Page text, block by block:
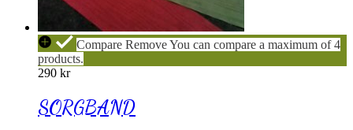
SORGBAND
CompareRemoveYou can compare a maximum of 4
products.
290 kr
SORGBAND